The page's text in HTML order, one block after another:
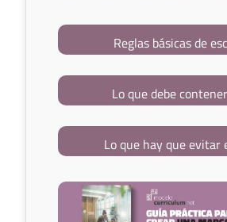
Reglas básicas de
Lo que debe
Lo que hay que evitar